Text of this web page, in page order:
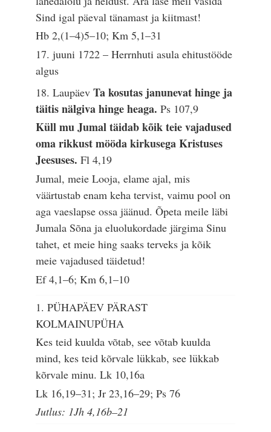
Sind igal päeval tänamast ja kiitmast!
Hb 2,(1–4)5–10; Km 5,1–31
17. juuni 1722 – Herrnhuti asula ehitustööde
algus
18. LaupäevTa kosutas janunevat hinge ja
täitis nälgiva hinge heaga.Ps 107,9
Küll mu Jumal täidab kõik teie vajadused
oma rikkust mööda kirkusega Kristuses
Jeesuses.Fl 4,19
Jumal, meie Looja, elame ajal, mis
väärtustab enam keha tervist, vaimu pool on
aga vaeslapse ossa jäänud. Õpeta meile läbi
Jumala Sõna ja eluolukordade järgima Sinu
tahet, et meie hing saaks terveks ja kõik
meie vajadused täidetud!
Ef 4,1–6; Km 6,1–10
1. PÜHAPÄEV PÄRAST
KOLMAINUPÜHA
Kes teid kuulda võtab, see võtab kuulda
mind, kes teid kõrvale lükkab, see lükkab
kõrvale minu.Lk 10,16a
Lk 16,19–31; Jr 23,16–29; Ps 76
Jutlus: 1Jh 4,16b–21